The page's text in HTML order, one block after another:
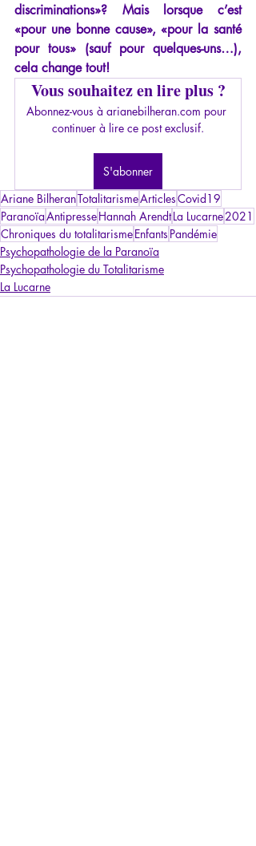
discriminations»? Mais lorsque c’est
«pour une bonne cause», «pour la santé
pour tous» (sauf pour quelques-uns…),
cela change tout!
Vous souhaitez en lire plus ?
Abonnez-vous à arianebilheran.com pour
continuer à lire ce post exclusif.
S'abonner
Ariane BilheranTotalitarismeArticlesCovid19
ParanoïaAntipresseHannah ArendtLa Lucarne2021
Chroniques du totalitarismeEnfants Pandémie
Psychopathologie de la Paranoïa
Psychopathologie du Totalitarisme
La Lucarne